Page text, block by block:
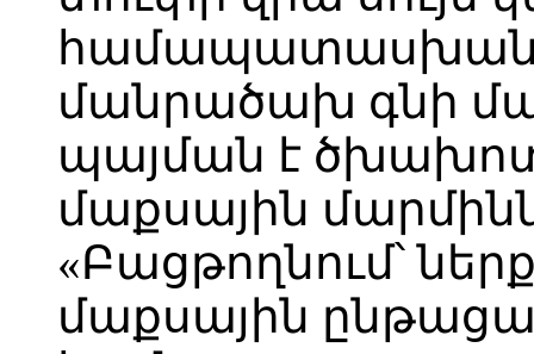
համապատասխան
մանրածախ գնի
պայման է
մաքսային
«Բացթողնում՝
մաքսային